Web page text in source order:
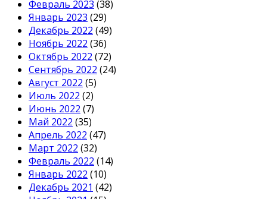
Февраль 2023 (38)
Январь 2023 (29)
Декабрь 2022 (49)
Ноябрь 2022 (36)
Октябрь 2022 (72)
Сентябрь 2022 (24)
Август 2022 (5)
Июль 2022 (2)
Июнь 2022 (7)
Май 2022 (35)
Апрель 2022 (47)
Март 2022 (32)
Февраль 2022 (14)
Январь 2022 (10)
Декабрь 2021 (42)